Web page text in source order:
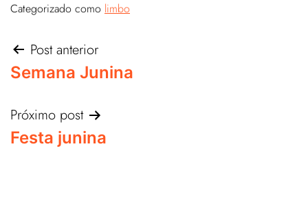
Categorizado como limbo
Post anterior
Semana Junina
Próximo post
Festa junina